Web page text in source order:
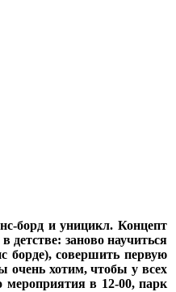
борд и уницикл. Концепт
заново научиться
борде), совершить первую
очень хотим, чтобы у всех
мероприятия в 12-00, парк